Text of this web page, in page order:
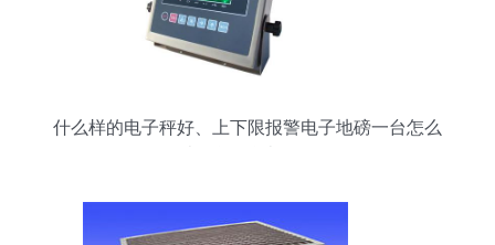
什么样的电子秤好、上下限报警电子地磅一台怎么